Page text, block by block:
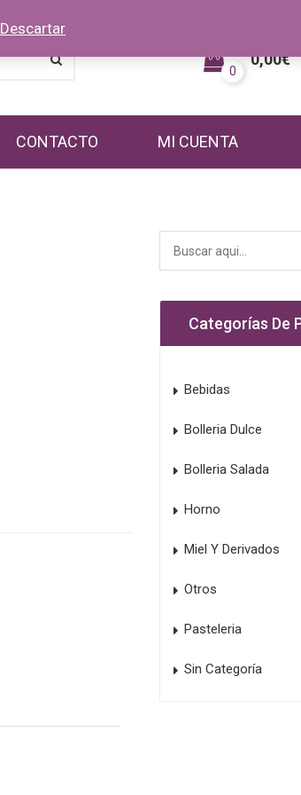
0
0,00€
CONTACTO MI CUENTA
Categorías De
Bebidas
Bolleria Dulce
Bolleria Salada
Horno
Miel Y Derivados
Otros
Pasteleria
Sin Categoría
Descartar